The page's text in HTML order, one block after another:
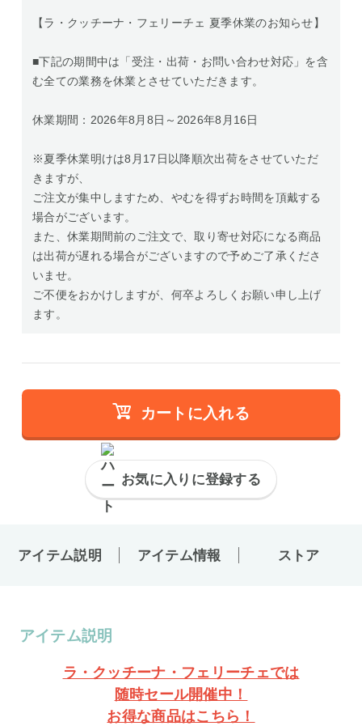
【ラ・クッチーナ・フェリーチェ 夏季休業のお知らせ】
■下記の期間中は「受注・出荷・お問い合わせ対応」を含
む全ての業務を休業とさせていただきます。
休業期間：2026年8月8日～2026年8月16日
※夏季休業明けは8月17日以降順次出荷をさせていただ
きますが、
ご注文が集中しますため、やむを得ずお時間を頂戴する
場合がございます。
また、休業期間前のご注文で、取り寄せ対応になる商品
は出荷が遅れる場合がございますので予めご了承くださ
いませ。
ご不便をおかけしますが、何卒よろしくお願い申し上げ
ます。
カートに入れる
お気に入りに登録する
アイテム説明 アイテム情報 ストア
アイテム説明
ラ・クッチーナ・フェリーチェでは
随時セール開催中！
お得な商品はこちら！